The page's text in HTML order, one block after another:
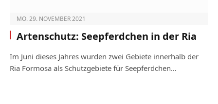
MO. 29. NOVEMBER 2021
Artenschutz: Seepferdchen in der Ria
Im Juni dieses Jahres wurden zwei Gebiete innerhalb der
Ria Formosa als Schutzgebiete für Seepferdchen…